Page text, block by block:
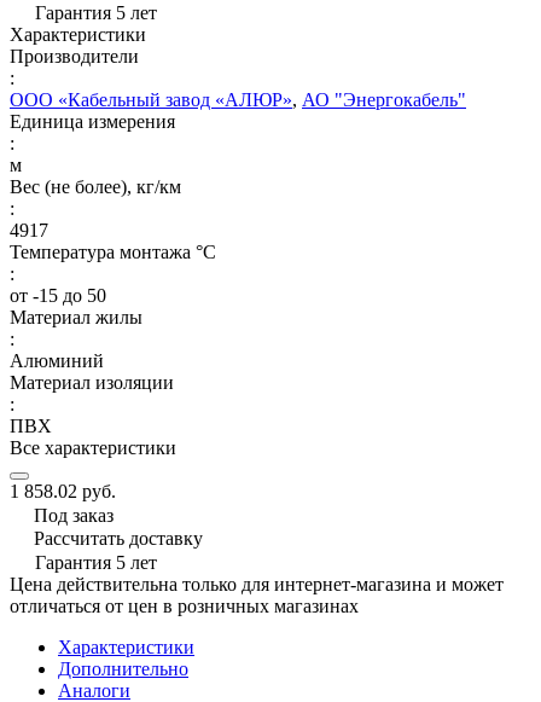
Гарантия 5 лет
Характеристики
Производители
:
ООО «Кабельный завод «АЛЮР», АО "Энергокабель"
Единица измерения
:
м
Вес (не более), кг/км
:
4917
Температура монтажа °C
:
от -15 до 50
Материал жилы
:
Алюминий
Материал изоляции
:
ПВХ
Все характеристики
1 858.02 руб.
Под заказ
Рассчитать доставку
Гарантия 5 лет
Цена действительна только для интернет-магазина и может
отличаться от цен в розничных магазинах
Характеристики
Дополнительно
Аналоги